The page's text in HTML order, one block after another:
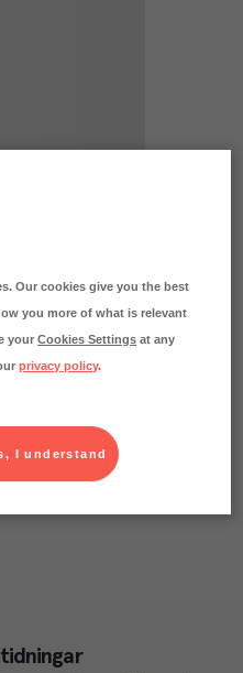
Our cookies give you the best
you more of what is relevant
yourCookies Settings at any
privacy policy.
I understand